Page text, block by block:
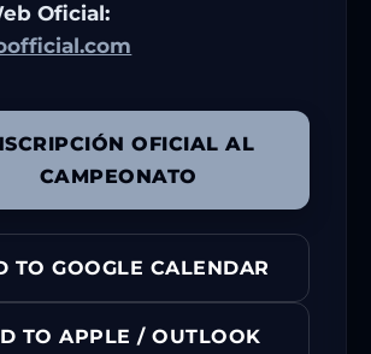
Oficial:
OFICIAL AL
CAMPEONATO
TO GOOGLE CALENDAR
TO APPLE / OUTLOOK